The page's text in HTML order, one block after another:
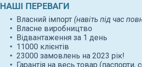
НАШІ ПЕРЕВАГИ
Власний імпорт (навіть під час
Власне виробництво
Відвантаження за 1 день
11000 клієнтів
23000 замовлень на 2023 рік!
Гарантія на весь товар (паспорти,